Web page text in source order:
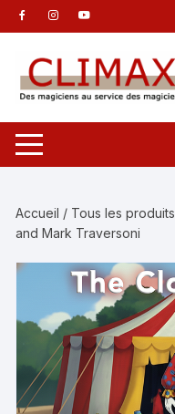
Aller
au
contenu
Accueil / Tous les produits
and Mark Traversoni